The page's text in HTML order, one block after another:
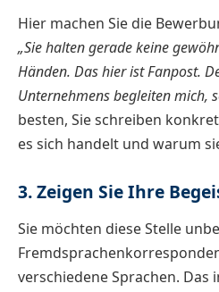
Hier machen Sie die
„Sie halten gerade keine
Händen. Das hier ist Fanpost.
Unternehmens begleiten mich,
besten, Sie schreiben
es sich handelt und warum
3. Zeigen Sie Ihre
Sie möchten diese Stelle
verschiedene Sprachen. Das